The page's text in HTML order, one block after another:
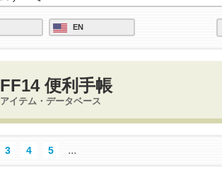
EN
FF14 便利手帳
アイテム・データベース
3 4 5 ...